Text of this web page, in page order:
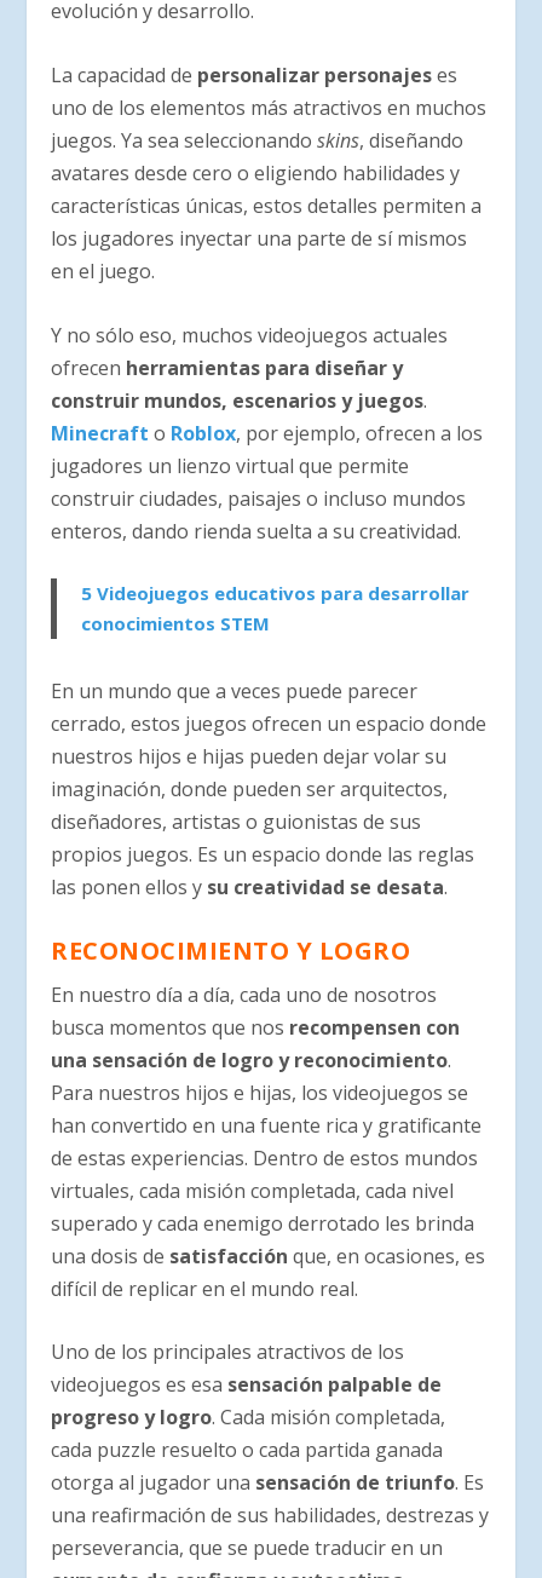
evolución y desarrollo.
La capacidad de personalizar personajeses
uno de los elementos más atractivos en muchos
juegos. Ya sea seleccionandoskins, diseñando
avatares desde cero o eligiendo habilidades y
características únicas, estos detalles permiten a
los jugadores inyectar una parte de sí mismos
en el juego.
Y no sólo eso, muchos videojuegos actuales
ofrecen herramientas para diseñar y
construir mundos, escenarios y juegos.
Minecraft o Roblox, por ejemplo, ofrecen a los
jugadores un lienzo virtual que permite
construir ciudades, paisajes o incluso mundos
enteros, dando rienda suelta a su creatividad.
5 Videojuegos educativos para desarrollar
conocimientos STEM
En un mundo que a veces puede parecer
cerrado, estos juegos ofrecen un espacio donde
nuestros hijos e hijas pueden dejar volar su
imaginación, donde pueden ser arquitectos,
diseñadores, artistas o guionistas de sus
propios juegos. Es un espacio donde las reglas
las ponen ellos y su creatividad se desata.
RECONOCIMIENTO Y LOGRO
En nuestro día a día, cada uno de nosotros
busca momentos que nos recompensen con
una sensación de logro y reconocimiento.
Para nuestros hijos e hijas, los videojuegos se
han convertido en una fuente rica y gratificante
de estas experiencias. Dentro de estos mundos
virtuales, cada misión completada, cada nivel
superado y cada enemigo derrotado les brinda
una dosis de satisfacción que, en ocasiones, es
difícil de replicar en el mundo real.
Uno de los principales atractivos de los
videojuegos es esa sensación palpable de
progreso y logro. Cada misión completada,
cada puzzle resuelto o cada partida ganada
otorga al jugador una sensación de triunfo. Es
una reafirmación de sus habilidades, destrezas y
perseverancia, que se puede traducir en un